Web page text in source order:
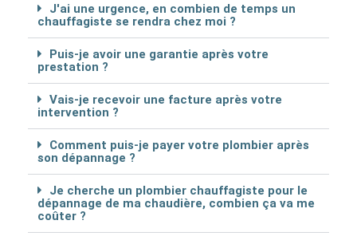
J'ai une urgence, en combien de temps un
chauffagiste se rendra chez moi ?
Puis-je avoir une garantie après votre
prestation ?
Vais-je recevoir une facture après votre
intervention ?
Comment puis-je payer votre plombier après
son dépannage ?
Je cherche un plombier chauffagiste pour le
dépannage de ma chaudière, combien ça va me
coûter ?